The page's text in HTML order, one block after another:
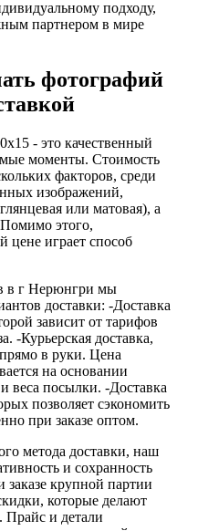
подходу,
партнером в мире
фотографий
- это качественный
моменты. Стоимость
факторов, среди
изображений,
или матовая), а
этого,
цене играет способ
в г Нерюнгри мы
доставки: -Доставка
зависит от тарифов
-Курьерская доставка,
в руки. Цена
на основании
веса посылки. -Доставка
позволяет сэкономить
при заказе оптом.
метода доставки, наш
и сохранность
заказе крупной партии
которые делают
Прайс и детали